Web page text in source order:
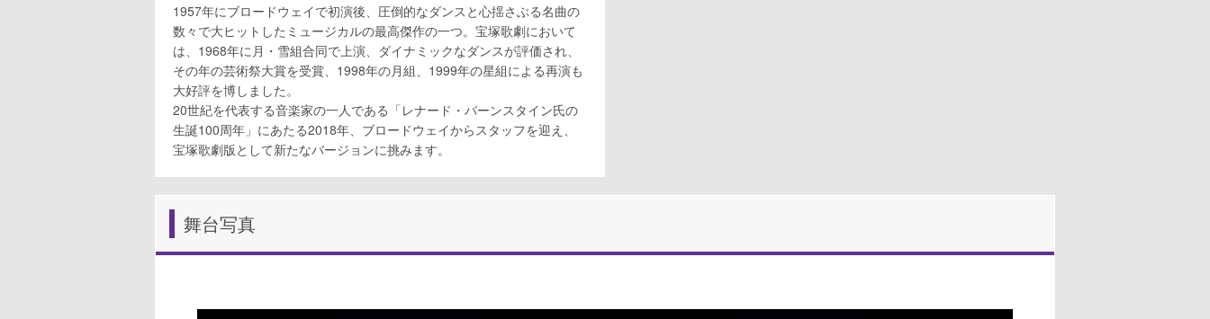
1957年にブロードウェイで初演後、圧倒的なダンスと心揺さぶる名曲の
数々で大ヒットしたミュージカルの最高傑作の一つ。宝塚歌劇において
は、1968年に月・雪組合同で上演、ダイナミックなダンスが評価され、
その年の芸術祭大賞を受賞、1998年の月組、1999年の星組による再演も
大好評を博しました。
20世紀を代表する音楽家の一人である「レナード・バーンスタイン氏の
生誕100周年」にあたる2018年、ブロードウェイからスタッフを迎え、
宝塚歌劇版として新たなバージョンに挑みます。
舞台写真